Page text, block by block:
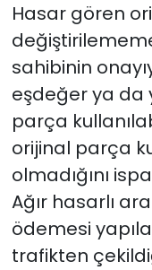
Hasar gören
sahibinin
eşdeğer ya da
parça
orijinal parça
olmadığını
Ağır hasarlı
ödemesi
trafikten